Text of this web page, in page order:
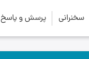
سخنرانی پرسش و پاسخ